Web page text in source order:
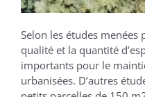
Selon les études menées
qualité et la quantité
importants pour le
urbanisées. D’autres